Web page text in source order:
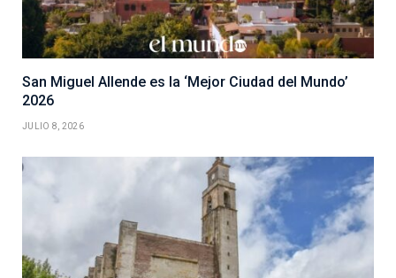
San Miguel Allende es la ‘Mejor Ciudad del Mundo’
2026
JULIO 8, 2026